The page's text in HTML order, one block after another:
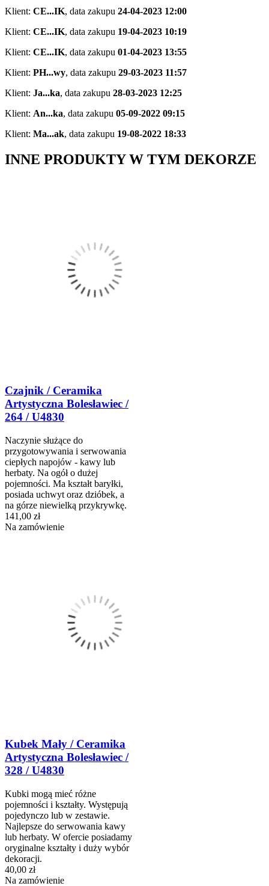
Klient: CE...IK, data zakupu 24-04-2023 12:00
Klient: CE...IK, data zakupu 19-04-2023 10:19
Klient: CE...IK, data zakupu 01-04-2023 13:55
Klient: PH...wy, data zakupu 29-03-2023 11:57
Klient: Ja...ka, data zakupu 28-03-2023 12:25
Klient: An...ka, data zakupu 05-09-2022 09:15
Klient: Ma...ak, data zakupu 19-08-2022 18:33
INNE PRODUKTY W TYM DEKORZE
Czajnik / Ceramika
Artystyczna Bolesławiec /
264 / U4830
Naczynie służące do
przygotowywania i serwowania
ciepłych napojów - kawy lub
herbaty. Na ogół o dużej
pojemności. Ma kształt baryłki,
posiada uchwyt oraz dzióbek, a
na górze niewielką przykrywkę.
141,00 zł
Na zamówienie
Kubek Mały / Ceramika
Artystyczna Bolesławiec /
328 / U4830
Kubki mogą mieć różne
pojemności i kształty. Występują
pojedynczo lub w zestawie.
Najlepsze do serwowania kawy
lub herbaty. W ofercie posiadamy
oryginalne kształty i duży wybór
dekoracji.
40,00 zł
Na zamówienie